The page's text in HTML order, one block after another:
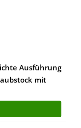
Ausführung
mit